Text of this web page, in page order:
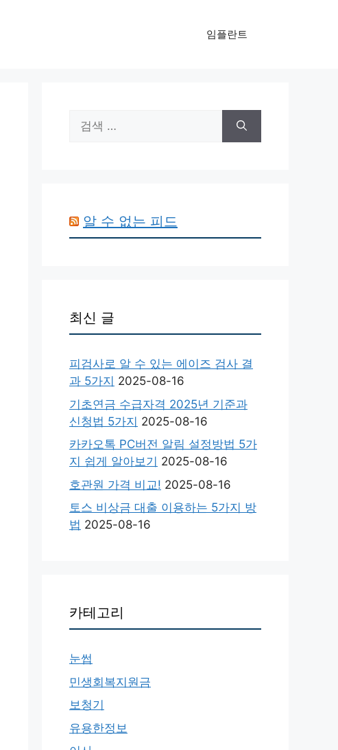
임플란트
색:
알 수 없는 피드
최신 글
피검사로 알 수 있는 에이즈 검사 결
과 5가지 2025-08-16
기초연금 수급자격 2025년 기준과
신청법 5가지 2025-08-16
카카오톡 PC버전 알림 설정방법 5가
지 쉽게 알아보기 2025-08-16
호관원 가격 비교! 2025-08-16
토스 비상금 대출 이용하는 5가지 방
법 2025-08-16
카테고리
눈썹
민생회복지원금
보청기
유용한정보